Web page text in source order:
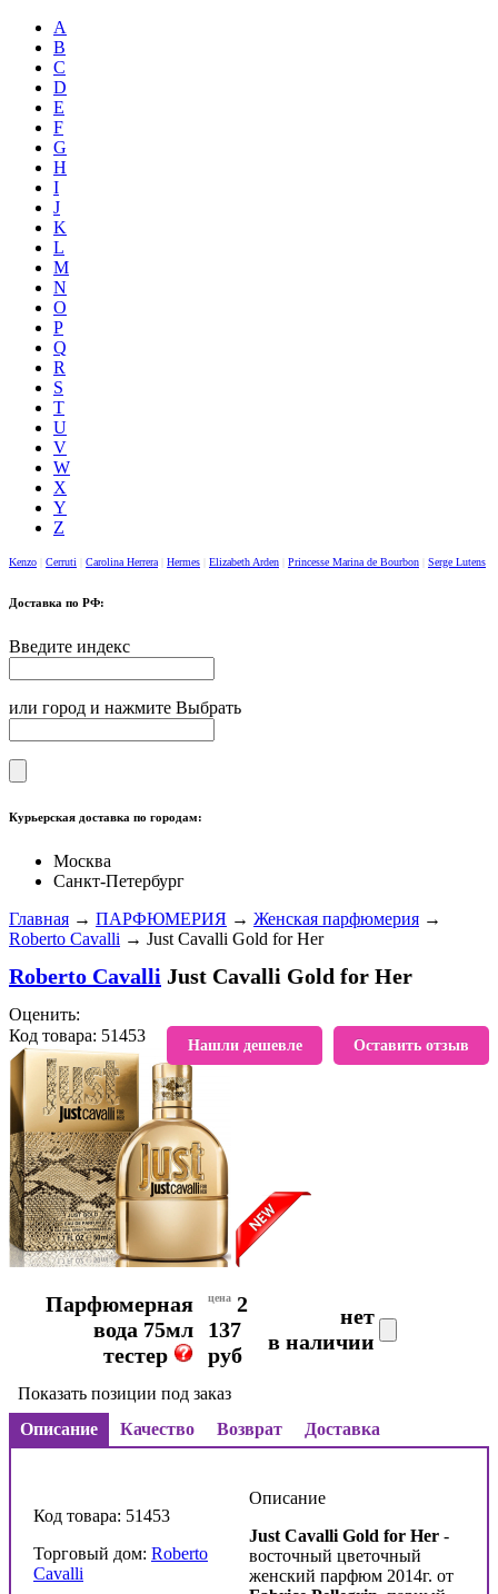
A
B
C
D
E
F
G
H
I
J
K
L
M
N
O
P
Q
R
S
T
U
V
W
X
Y
Z
Kenzo Cerruti Carolina Herrera Hermes Elizabeth Arden Princesse Marina de Bourbon Serge Lutens
Доставка по РФ:
Введите индекс
или город и нажмите Выбрать
Курьерская доставка по городам:
Москва
Санкт-Петербург
Главная → ПАРФЮМЕРИЯ → Женская парфюмерия →
Roberto Cavalli → Just Cavalli Gold for Her
Roberto Cavalli Just Cavalli Gold for Her
Оставить отзыв
Нашли дешевле
Оценить:
Код товара: 51453
В избранное
Парфюмерная
вода 75мл
тестер
цена 2
137
руб
нет
в наличии
Показать позиции под заказ
Описание
Качество Возврат Доставка
Код товара: 51453
Торговый дом: Roberto
Cavalli
Описание
Just Cavalli Gold for Her -
восточный цветочный
женский парфюм 2014г. от